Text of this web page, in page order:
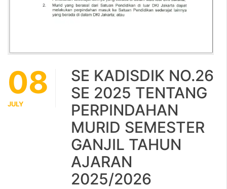
08
JULY
SE KADISDIK NO.26
SE 2025 TENTANG
PERPINDAHAN
MURID SEMESTER
GANJIL TAHUN
AJARAN
2025/2026